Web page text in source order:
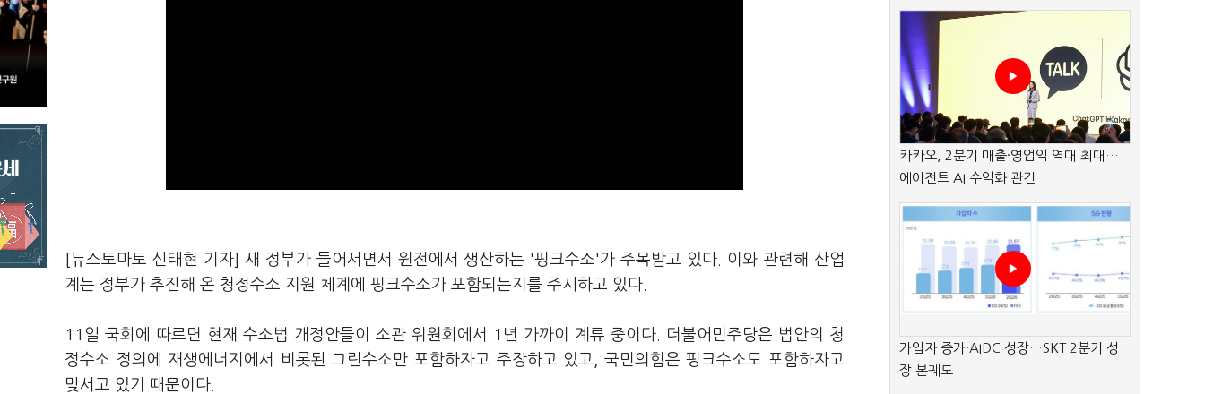
[뉴스토마토 신태현 기자] 새 정부가 들어서면서 원전에서 생산하는 '핑크수소'가 주목받고 있다. 이와 관련해 산업
계는 정부가 추진해 온 청정수소 지원 체계에 핑크수소가 포함되는지를 주시하고 있다.
11일 국회에 따르면 현재 수소법 개정안들이 소관 위원회에서 1년 가까이 계류 중이다. 더불어민주당은 법안의 청
정수소 정의에 재생에너지에서 비롯된 그린수소만 포함하자고 주장하고 있고, 국민의힘은 핑크수소도 포함하자고
맞서고 있기 때문이다.
카카오, 2분기 매출·영업익 역대 최대…
에이전트 AI 수익화 관건
가입자 증가·AIDC 성장…SKT 2분기 성
장 본궤도